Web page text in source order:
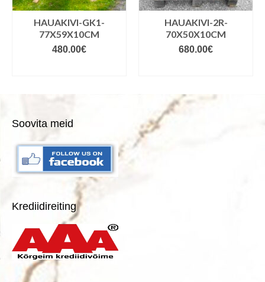
HAUAKIVI-GK1-
77X59X10CM
480.00€
HAUAKIVI-2R-
70X50X10CM
680.00€
Soovita meid
Krediidireiting